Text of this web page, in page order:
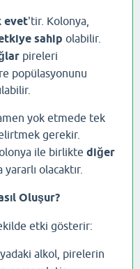
evet'tir. Kolonya,
sahip olabilir.
pireleri
popülasyonunu
yok etmede tek
gerekir.
ile birlikte diğer
olacaktır.
Oluşur?
etki gösterir:
alkol, pirelerin